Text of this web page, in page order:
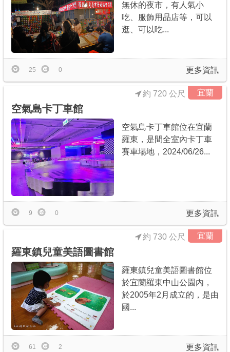
無休的夜市，有人氣小
吃、服飾用品店等，可以
逛、可以吃...
更多資訊
25 0
宜蘭
空氣島卡丁車館
約 720 公尺
空氣島卡丁車館位在宜蘭
羅東，是間全室內卡丁車
賽車場地，2024/06/26...
更多資訊
9 0
宜蘭
羅東鎮兒童美語圖書館
約 730 公尺
羅東鎮兒童美語圖書館位
於宜蘭羅東中山公園內，
於2005年2月成立的，是由
國...
更多資訊
61 2